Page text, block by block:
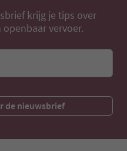
krijg je tips over
vervoer.
de nieuwsbrief